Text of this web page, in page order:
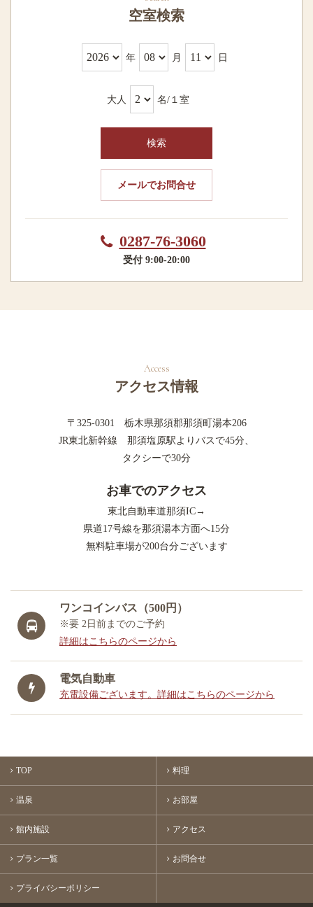
空室検索
年 月 日
大人 名/１室
検索
メールでお問合せ
0287-76-3060
受付 9:00-20:00
アクセス情報
〒325-0301 栃木県那須郡那須町湯本206
JR東北新幹線 那須塩原駅よりバスで45分、
タクシーで30分
お車でのアクセス
東北自動車道那須IC→
県道17号線を那須湯本方面へ15分
無料駐車場が200台分ございます
ワンコインバス（500円）
※要 2日前までのご予約
詳細はこちらのページから
電気自動車
充電設備ございます。詳細はこちらのページから
TOP 料理
温泉 お部屋
館内施設 アクセス
プラン一覧 お問合せ
プライバシーポリシー